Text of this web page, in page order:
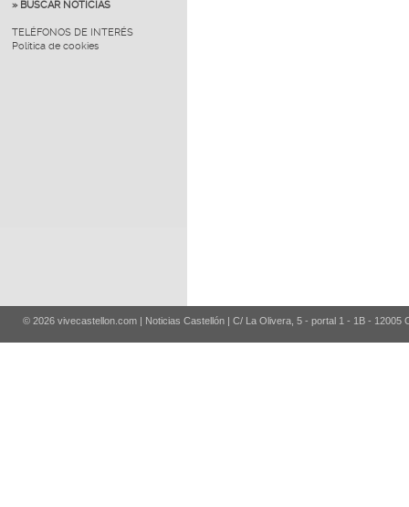
» BUSCAR NOTICIAS
TELÉFONOS DE INTERÉS
Política de cookies
© 2026 vivecastellon.com | Noticias Castellón | C/ La Olivera, 5 - portal 1 - 1B - 12005